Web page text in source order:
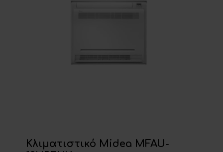
Κλιματιστικό Midea MFAU-